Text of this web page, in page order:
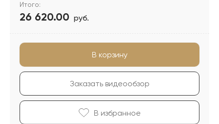
Итого:
26 620.00 руб.
В корзину
Заказать видеообзор
В избранноe